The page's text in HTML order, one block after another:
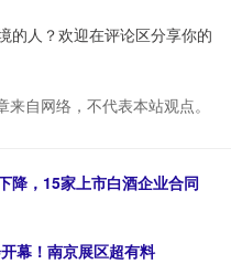
的人？欢迎在评论区分享你的
来自网络，不代表本站观点。
降，15家上市白酒企业合同
幕！南京展区超有料